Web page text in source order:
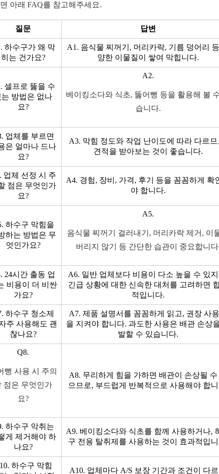
아래 FAQ를 참고해주세요.
질문 답변
하수구가 왜 막
히는 건가요?
A1. 음식물 찌꺼기, 머리카락, 기름 덩어리
양한 이물질이 쌓여 막힙니다.
셀프로 뚫을 수
는 방법은 없나
요?
A2.
베이킹소다와 식초, 뚫어뻥 등을 활용해 볼
습니다.
업체를 부르면
은 얼마나 드나
요?
A3. 막힘 정도와 작업 난이도에 따라 다르므
견적을 받아보는 것이 좋습니다.
업체 선정 시 주
점은 무엇인가
요?
A4. 경험, 장비, 가격, 후기 등을 꼼꼼하게 확
야 합니다.
하수구 막힘을
하는 방법은 무
엇인가요?
A5.
음식물 찌꺼기 걸러내기, 머리카락 제거, 이
버리지 않기 등 간단한 습관이 중요합니
24시간 출동 업
비용이 더 비싼
가요?
A6. 일반 업체보다 비용이 다소 높을 수 있
긴급 상황에 대한 신속한 대처를 고려하면
적입니다.
하수구 청소제
주 사용해도 괜
찮나요?
A7. 제품 설명서를 꼼꼼하게 읽고, 권장 사
을 지켜야 합니다. 과도한 사용은 배관 손상
발할 수 있습니다.
Q8.
뻥 사용 시 주의
점은 무엇인가
요?
A8. 무리하게 힘을 가하면 배관이 손상될 수
으므로, 부드럽게 반복적으로 사용해야 합
하수구 악취는
게 제거해야 하
나요?
A9. 베이킹소다와 식초를 함께 사용하거나,
구 전용 탈취제를 사용하는 것이 효과적입
하수구 막힘
A10. 업체마다 A/S 보장 기간과 조건이 다